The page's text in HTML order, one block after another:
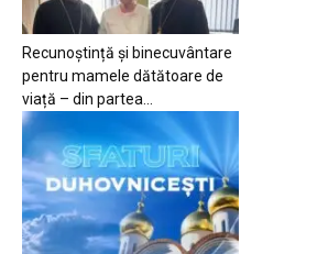
Recunoștință și binecuvântare
pentru mamele dătătoare de
viață – din partea...